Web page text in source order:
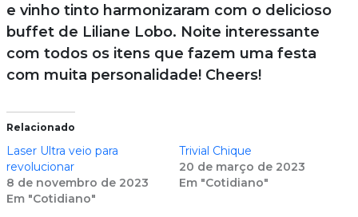
e vinho tinto harmonizaram com o delicioso
buffet de Liliane Lobo. Noite interessante
com todos os itens que fazem uma festa
com muita personalidade! Cheers!
Relacionado
Laser Ultra veio para
revolucionar
8 de novembro de 2023
Em "Cotidiano"
Trivial Chique
20 de março de 2023
Em "Cotidiano"